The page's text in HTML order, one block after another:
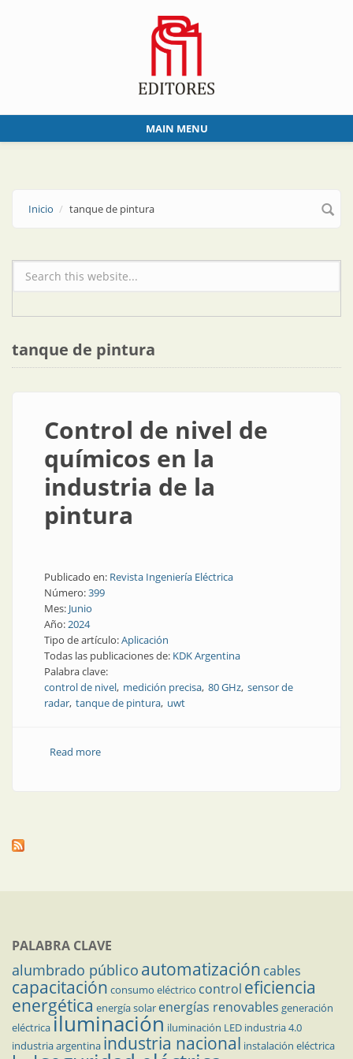
MAIN MENU
Inicio tanque de pintura
Formulario de búsqueda
tanque de pintura
Control de nivel de
químicos en la
industria de la
pintura
Publicado en: Revista Ingeniería Eléctrica
Número:399
Mes: Junio
Año:2024
Tipo de artículo:Aplicación
Todas las publicaciones de: KDK Argentina
Palabra clave:
control de nivel medición precisa 80 GHz sensor de
radar tanque de pintura uwt
Read moreabout Control de nivel de químicos en la industria de
PALABRA CLAVE
alumbrado público automatización cables
capacitación consumo eléctrico control eficiencia
energética energía solar energías renovables generación
eléctricailuminación iluminación LED industria 4.0
industria argentina industria nacional instalación eléctrica